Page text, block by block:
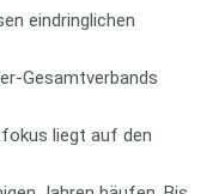
eindringlichen
Gesamtverbands
liegt auf den